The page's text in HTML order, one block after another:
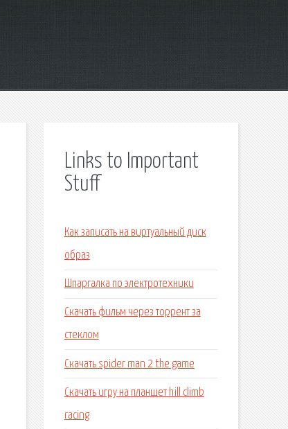
Links to Important
Stuff
Как записать на виртуальный диск
образ
Шпаргалка по электротехники
Скачать фильм через торрент за
стеклом
Скачать spider man 2 the game
Скачать игру на планшет hill climb
racing